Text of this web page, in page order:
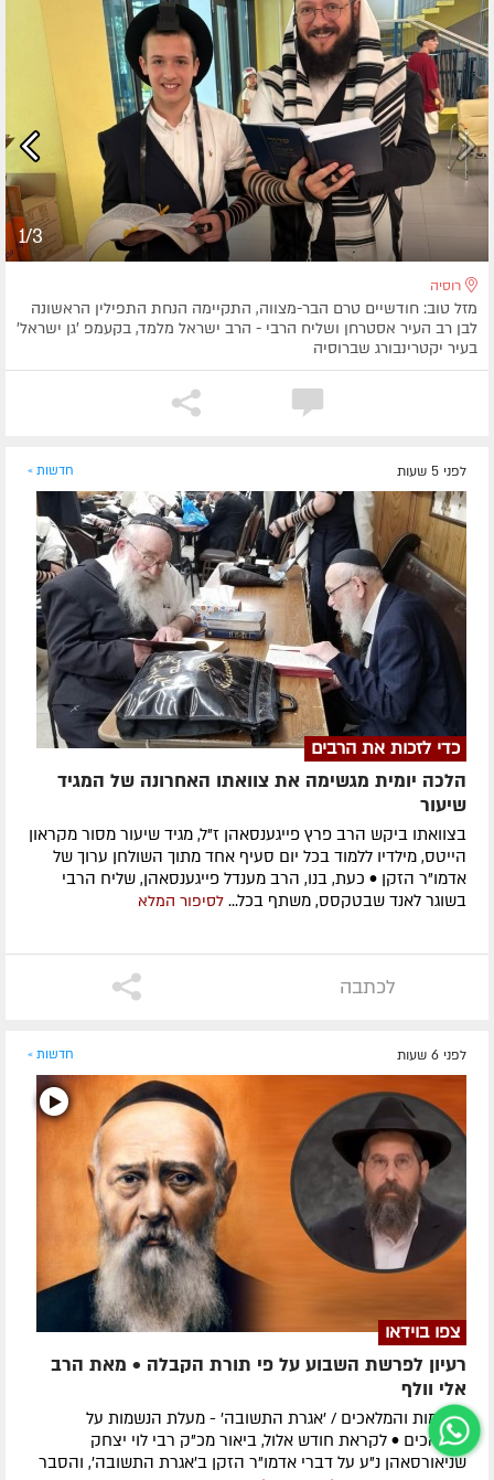
1/3
רוסיה
מזל טוב: חודשיים טרם הבר-מצווה, התקיימה הנחת התפילין הראשונה
לבן רב העיר אסטרחן ושליח הרבי - הרב ישראל מלמד, בקעמפ 'גן ישראל'
בעיר יקטרינבורג שברוסיה
לפני 5 שעות חדשות »
כדי לזכות את הרבים
הלכה יומית מגשימה את צוואתו האחרונה של המגיד
שיעור
בצוואתו ביקש הרב פרץ פייגענסאהן ז”ל, מגיד שיעור מסור מקראון
הייטס, מילדיו ללמוד בכל יום סעיף אחד מתוך השולחן ערוך של
אדמו”ר הזקן • כעת, בנו, הרב מענדל פייגענסאהן, שליח הרבי
בשוגר לאנד שבטקסס, משתף בכל... לסיפור המלא
לכתבה
לפני 6 שעות חדשות »
צפו בוידאו
רעיון לפרשת השבוע על פי תורת הקבלה • מאת הרב
אלי וולף
הנשמות והמלאכים / 'אגרת התשובה' - מעלת הנשמות על
המלאכים • לקראת חודש אלול, ביאור מכ"ק רבי לוי יצחק
שניאורסאהן נ"ע על דברי אדמו"ר הזקן ב'אגרת התשובה', והסבר